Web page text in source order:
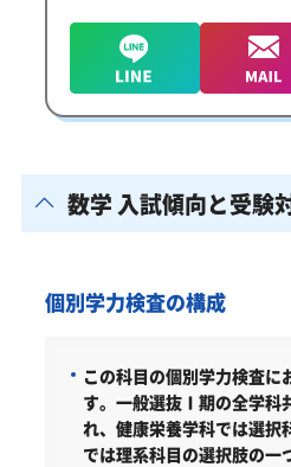
数学 入試傾向と受験
個別学力検査の構成
この科目の個別学力検査
す。一般選抜Ⅰ期の全学科
れ、健康栄養学科では選択
では理系科目の選択肢の一